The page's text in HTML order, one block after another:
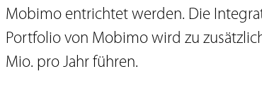
Mobimo entrichtet werden. Die
Portfolio von Mobimo wird zu
Mio. pro Jahr führen.